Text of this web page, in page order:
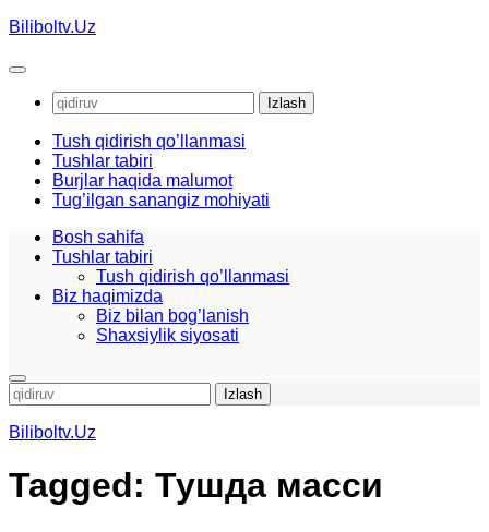
Skip
content
Biliboltv.Uz
Qidirshish:
Tush qidirish qo’llanmasi
Tushlar tabiri
Burjlar haqida malumot
Tug’ilgan sanangiz mohiyati
Bosh sahifa
Tushlar tabiri
Tush qidirish qo’llanmasi
Biz haqimizda
Biz bilan bog’lanish
Shaxsiylik siyosati
Qidirshish:
Biliboltv.Uz
Tagged: Тушда масси